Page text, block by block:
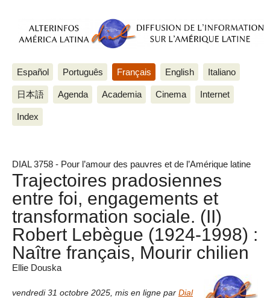
Español Português Français English Italiano
日本語 Agenda Academia Cinema Internet
Index
DIAL 3758 - Pour l’amour des pauvres et de l’Amérique latine
Trajectoires pradosiennes
entre foi, engagements et
transformation sociale. (II)
Robert Lebègue (1924-1998) :
Naître français, Mourir chilien
Ellie Douska
vendredi 31 octobre 2025 mis en ligne par Dial